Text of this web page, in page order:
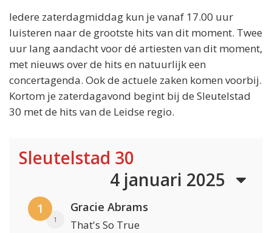
Iedere zaterdagmiddag kun je vanaf 17.00 uur
luisteren naar de grootste hits van dit moment. Twee
uur lang aandacht voor dé artiesten van dit moment,
met nieuws over de hits en natuurlijk een
concertagenda. Ook de actuele zaken komen voorbij.
Kortom je zaterdagavond begint bij de Sleutelstad
30 met de hits van de Leidse regio.
Sleutelstad 30
4 januari 2025
1
1
Gracie Abrams
That's So True